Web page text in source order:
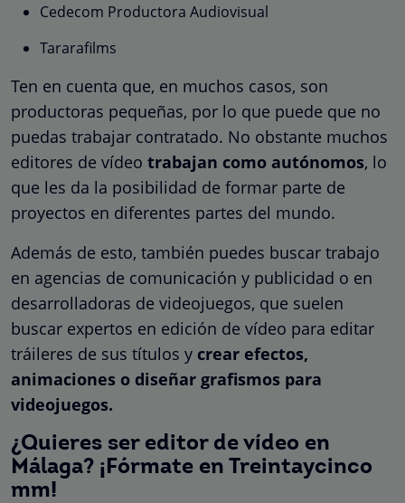
Cedecom Productora Audiovisual
Tararafilms
Ten en cuenta que, en muchos casos, son
productoras pequeñas, por lo que puede que no
puedas trabajar contratado. No obstante muchos
editores de vídeo trabajan como autónomos, lo
que les da la posibilidad de formar parte de
proyectos en diferentes partes del mundo.
Además de esto, también puedes buscar trabajo
en agencias de comunicación y publicidad o en
desarrolladoras de videojuegos, que suelen
buscar expertos en edición de vídeo para editar
tráileres de sus títulos y crear efectos,
animaciones o diseñar grafismos para
videojuegos.
¿Quieres ser editor de vídeo en
Málaga? ¡Fórmate en Treintaycinco
mm!